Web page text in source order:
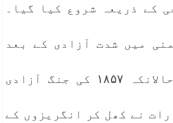
کے ذریعہ شروع کیا گیا۔
میں شدت آزادی کے بعد
ضرور آئی ہے۔حالانکہ ۱۸۵۷ کی جنگ آزادی
نے کھل کر انگریزوں کے